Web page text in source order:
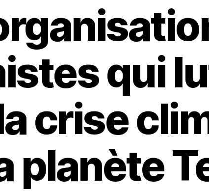
qui
crise
planète